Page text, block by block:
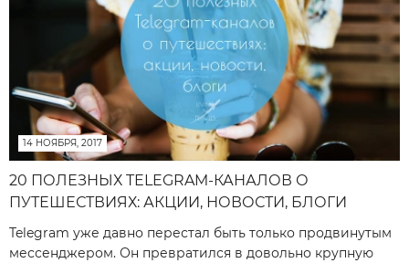
14 НОЯБРЯ, 2017
20 ПОЛЕЗНЫХ TELEGRAM-КАНАЛОВ О
ПУТЕШЕСТВИЯХ: АКЦИИ, НОВОСТИ, БЛОГИ
Telegram уже давно перестал быть только продвинутым
мессенджером. Он превратился в довольно крупную